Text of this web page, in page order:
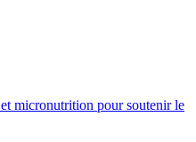
micronutrition pour soutenir le